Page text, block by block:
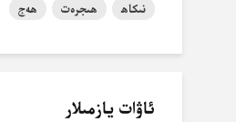
نىكاھ
ھىجرەت ھەج
ئاۋات يازمىلار